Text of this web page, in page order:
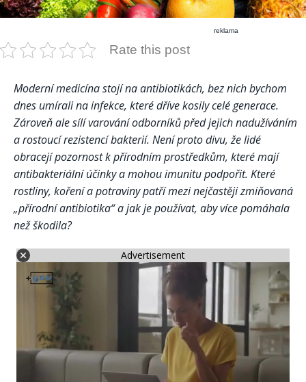
reklama
Rate this post
Moderní medicína stojí na antibiotikách, bez nich bychom
dnes umírali na infekce, které dříve kosily celé generace.
Zároveň ale sílí varování odborníků před jejich nadužíváním
a rostoucí rezistencí bakterií. Není proto divu, že lidé
obracejí pozornost k přírodním prostředkům, které mají
antibakteriální účinky a mohou imunitu podpořit. Které
rostliny, koření a potraviny patří mezi nejčastěji zmiňovaná
„přírodní antibiotika“ a jak je používat, aby více pomáhala
než škodila?
Advertisement